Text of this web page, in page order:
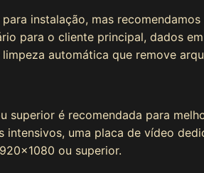
instalação, mas
para o cliente principal, dados
automática que remove
superior é recomendada para
uma placa de vídeo
ou superior.